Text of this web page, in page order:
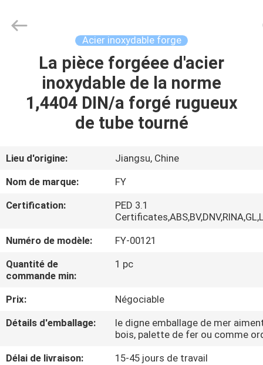
MAISON
PRODUITS
AU
DE
NOUS
VISITE
D'USINE
CONTRÔLE
DE
Forging
Acier inoxydable forge
La pièce forgéee d'acier
inoxydable de la norme
1,4404 DIN/a forgé rugueux
de tube tourné
Lieu d'origine:
Jiangsu, Chine
Nom de marque:
FY
Certification:
PED 3.1
Numéro de modèle:
FY-00121
Quantité de
commande min:
1 pc
Prix:
Négociable
Détails d'emballage:
le digne emballage de mer
bois, palette de fer ou comme
Délai de livraison:
15-45 jours de travail